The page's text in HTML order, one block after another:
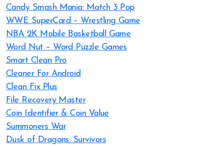
Candy Smash Mania: Match 3 Pop
WWE SuperCard – Wrestling Game
NBA 2K Mobile Basketball Game
Word Nut – Word Puzzle Games
Smart Clean Pro
Cleaner For Android
Clean Fix Plus
File Recovery Master
Coin Identifier & Coin Value
Summoners War
Dusk of Dragons: Survivors